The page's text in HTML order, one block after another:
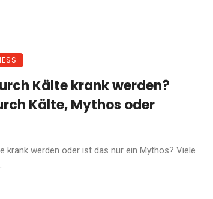
Kälte krank werden?
Kälte, Mythos oder
krank werden oder ist das nur ein Mythos? Viele